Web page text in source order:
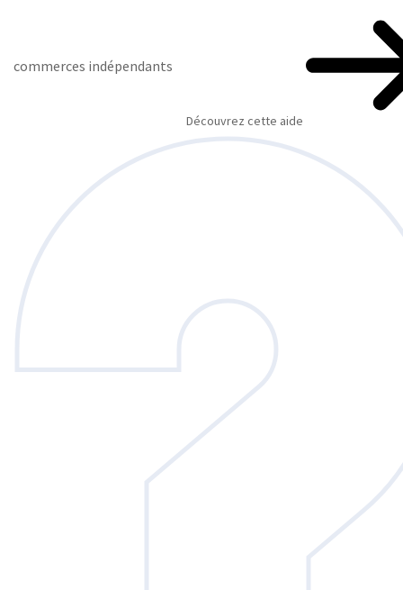
commerces indépendants
Découvrez cette aide